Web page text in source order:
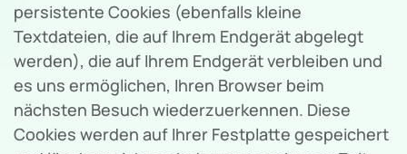
persistente Cookies (ebenfalls kleine
Textdateien, die auf Ihrem Endgerät abgelegt
werden), die auf Ihrem Endgerät verbleiben und
es uns ermöglichen, Ihren Browser beim
nächsten Besuch wiederzuerkennen. Diese
Cookies werden auf Ihrer Festplatte gespeichert